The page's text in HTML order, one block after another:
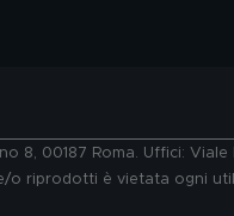
8, 00187 Roma. Uffici:
riprodotti è vietata ogni